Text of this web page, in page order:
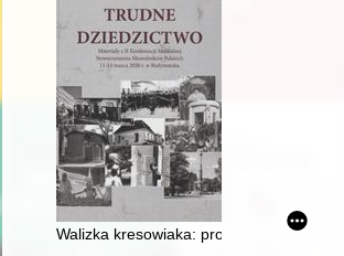
Walizka kresowiaka: projekt